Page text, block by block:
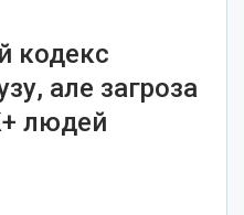
кодекс
але загроза
людей